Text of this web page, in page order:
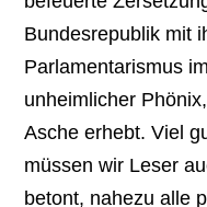
Bundesrepublik mit
Parlamentarismus
unheimlicher
Asche erhebt. Viel
müssen wir Leser
betont, nahezu alle